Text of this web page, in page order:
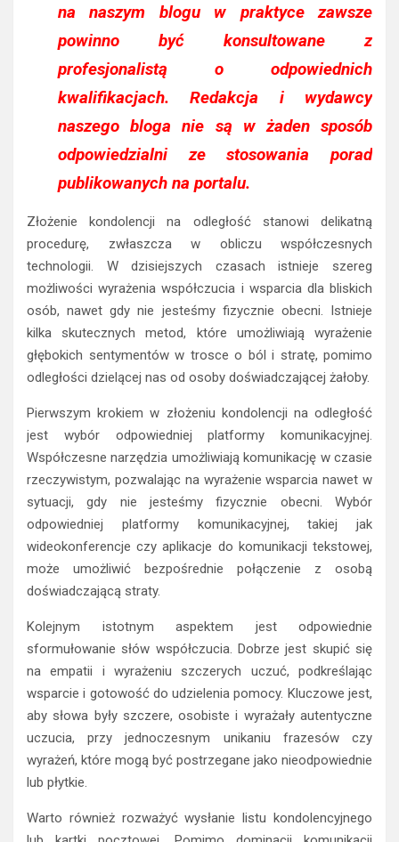
na naszym blogu w praktyce zawsze
powinno być konsultowane z
profesjonalistą o odpowiednich
kwalifikacjach. Redakcja i wydawcy
naszego bloga nie są w żaden sposób
odpowiedzialni ze stosowania porad
publikowanych na portalu.
Złożenie kondolencji na odległość stanowi delikatną
procedurę, zwłaszcza w obliczu współczesnych
technologii. W dzisiejszych czasach istnieje szereg
możliwości wyrażenia współczucia i wsparcia dla bliskich
osób, nawet gdy nie jesteśmy fizycznie obecni. Istnieje
kilka skutecznych metod, które umożliwiają wyrażenie
głębokich sentymentów w trosce o ból i stratę, pomimo
odległości dzielącej nas od osoby doświadczającej żałoby.
Pierwszym krokiem w złożeniu kondolencji na odległość
jest wybór odpowiedniej platformy komunikacyjnej.
Współczesne narzędzia umożliwiają komunikację w czasie
rzeczywistym, pozwalając na wyrażenie wsparcia nawet w
sytuacji, gdy nie jesteśmy fizycznie obecni. Wybór
odpowiedniej platformy komunikacyjnej, takiej jak
wideokonferencje czy aplikacje do komunikacji tekstowej,
może umożliwić bezpośrednie połączenie z osobą
doświadczającą straty.
Kolejnym istotnym aspektem jest odpowiednie
sformułowanie słów współczucia. Dobrze jest skupić się
na empatii i wyrażeniu szczerych uczuć, podkreślając
wsparcie i gotowość do udzielenia pomocy. Kluczowe jest,
aby słowa były szczere, osobiste i wyrażały autentyczne
uczucia, przy jednoczesnym unikaniu frazesów czy
wyrażeń, które mogą być postrzegane jako nieodpowiednie
lub płytkie.
Warto również rozważyć wysłanie listu kondolencyjnego